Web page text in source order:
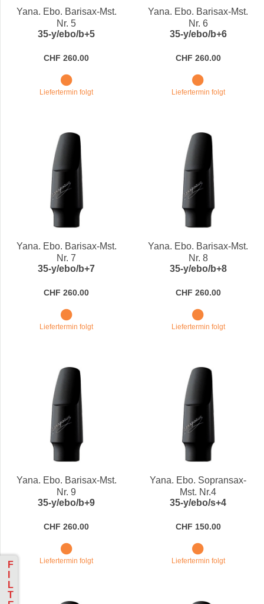
F
L
T
Yana. Ebo. Barisax-Mst.
Nr. 5
35-y/ebo/b+5
CHF 260.00
Liefertermin folgt
Yana. Ebo. Barisax-Mst.
Nr. 6
35-y/ebo/b+6
CHF 260.00
Liefertermin folgt
Yana. Ebo. Barisax-Mst.
Nr. 7
35-y/ebo/b+7
CHF 260.00
Liefertermin folgt
Yana. Ebo. Barisax-Mst.
Nr. 8
35-y/ebo/b+8
CHF 260.00
Liefertermin folgt
Yana. Ebo. Barisax-Mst.
Nr. 9
35-y/ebo/b+9
CHF 260.00
Liefertermin folgt
Yana. Ebo. Sopransax-
Mst. Nr.4
35-y/ebo/s+4
CHF 150.00
Liefertermin folgt